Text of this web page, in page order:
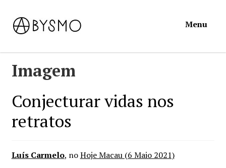
Ir
para
navegação
Saltar
para
conteúdo
Menu
Mymosa
Imagem
Conjecturar vidas nos
retratos
Luís Carmelo, noHoje Macau (6 Maio 2021)